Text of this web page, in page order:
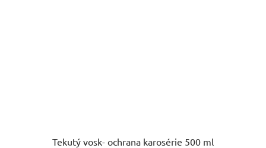
Tekutý vosk- ochrana karosérie 500 ml